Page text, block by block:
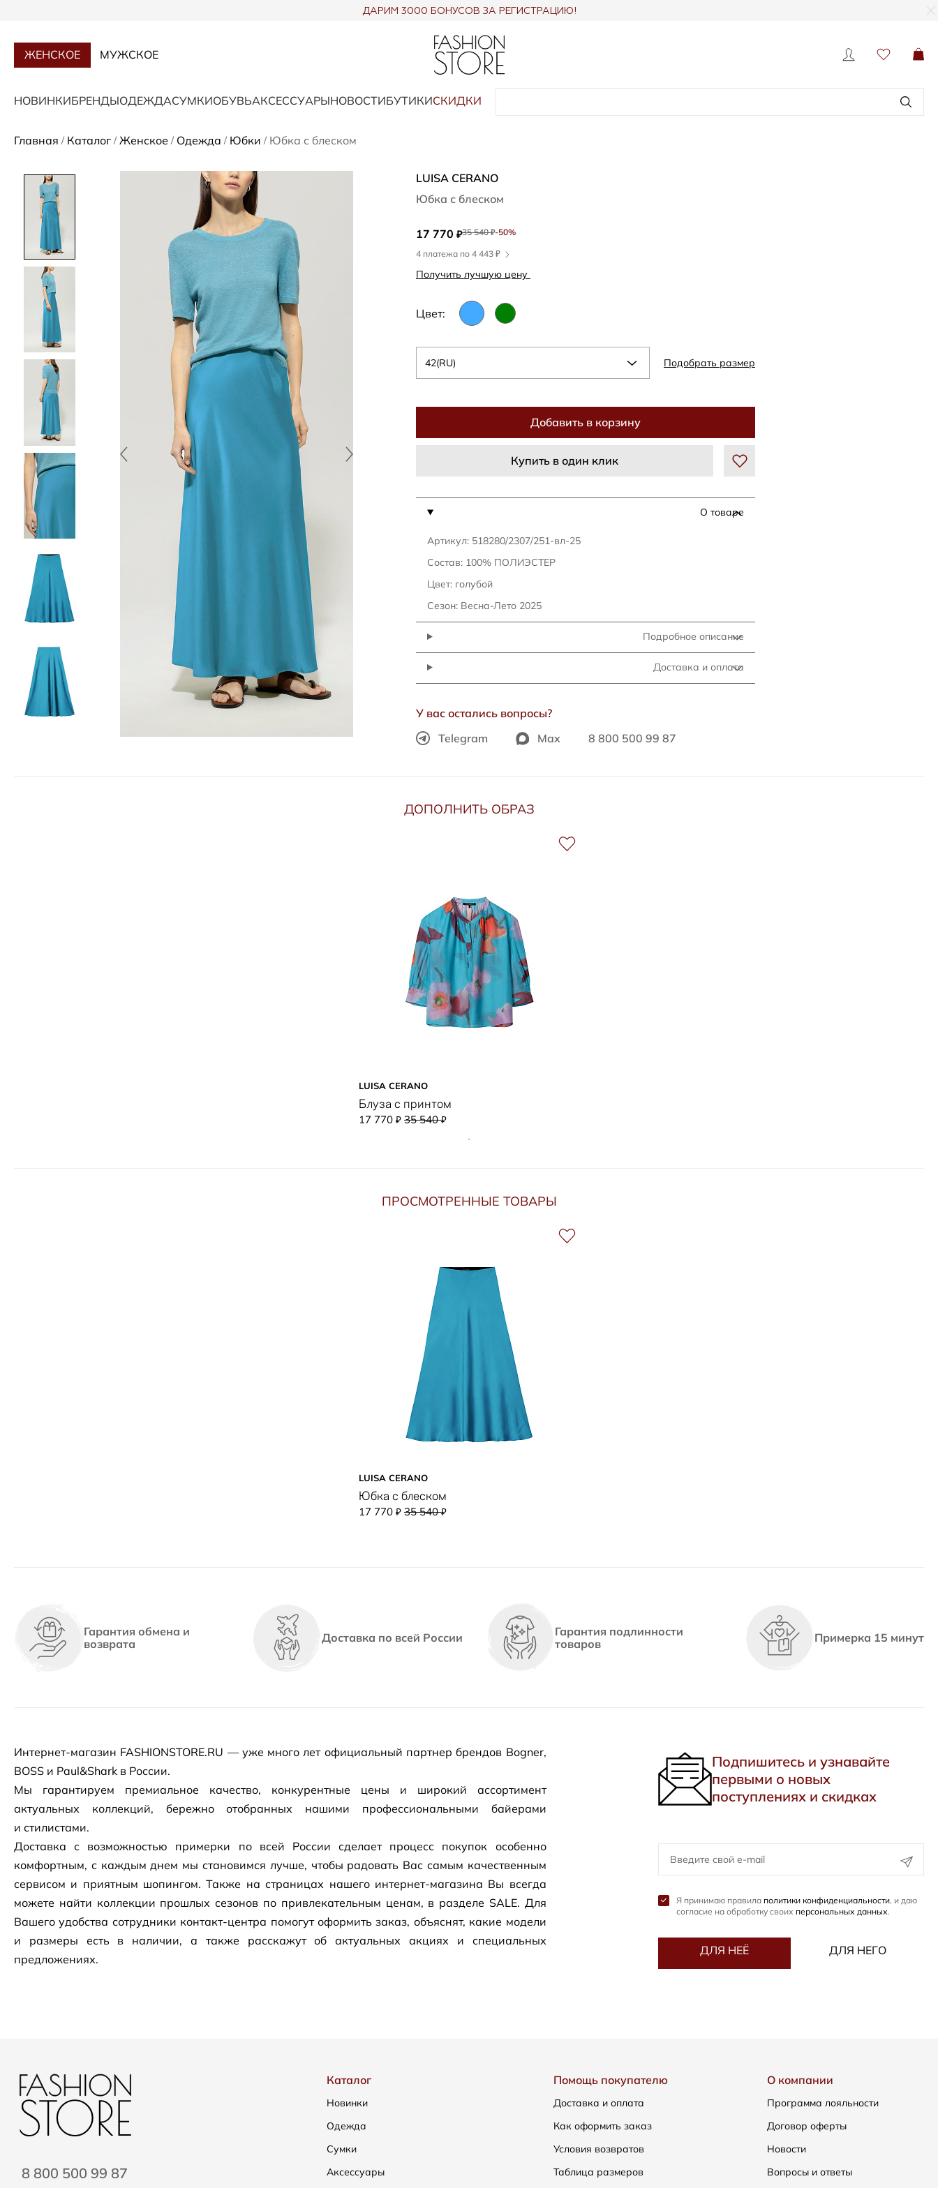
ДАРИМ 3000 БОНУСОВ ЗА РЕГИСТРАЦИЮ!
ЖЕНСКОЕ МУЖСКОЕ
НОВИНКИБРЕНДЫОДЕЖДАСУМКИОБУВЬАКСЕССУАРЫНОВОСТИБУТИКИСКИДКИ
Главная / Каталог / Женское / Одежда / Юбки / Юбка с блеском
LUISA CERANO
Юбка с блеском
17 770 ₽35 540₽-50%
4 платежа по 4 443 ₽
Получить лучшую цену
Цвет:
42(RU) Подобрать размер
Добавить в корзину
Купить в один клик
О товаре
Артикул: 518280/2307/251-вл-25
Состав: 100% ПОЛИЭСТЕР
Цвет: голубой
Сезон: Весна-Лето 2025
Подробное описание
Доставка и оплата
У вас остались вопросы?
Telegram
Max 8 800 500 99 87
ДОПОЛНИТЬ ОБРАЗ
LUISA CERANO
Блуза с принтом
17 770 ₽ 35 540₽
ПРОСМОТРЕННЫЕ ТОВАРЫ
LUISA CERANO
Юбка с блеском
17 770 ₽ 35 540₽
Гарантия обмена и
возврата
Доставка по всей России
Гарантия подлинности
товаров
Примерка 15 минут
Интернет-магазин FASHIONSTORE.RU — уже много лет официальный партнер брендов Bogner,
BOSS и Paul&Shark в России.
Мы гарантируем премиальное качество, конкурентные цены и широкий ассортимент
актуальных коллекций, бережно отобранных нашими профессиональными байерами
и стилистами.
Доставка с возможностью примерки по всей России сделает процесс покупок особенно
комфортным, с каждым днем мы становимся лучше, чтобы радовать Вас самым качественным
сервисом и приятным шопингом. Также на страницах нашего интернет-магазина Вы всегда
можете найти коллекции прошлых сезонов по привлекательным ценам, в разделе SALE. Для
Вашего удобства сотрудники контакт-центра помогут оформить заказ, объяснят, какие модели
и размеры есть в наличии, а также расскажут об актуальных акциях и специальных
предложениях.
Подпишитесь и узнавайте
первыми о новых
поступлениях и скидках
Я принимаю правила политики конфиденциальности, и даю
согласие на обработку своих персональных данных.
ДЛЯ НЕЁ ДЛЯ НЕГО
8 800 500 99 87
Каталог
Новинки
Одежда
Сумки
Аксессуары
Помощь покупателю
Доставка и оплата
Как оформить заказ
Условия возвратов
Таблица размеров
О компании
Программа лояльности
Договор оферты
Новости
Вопросы и ответы